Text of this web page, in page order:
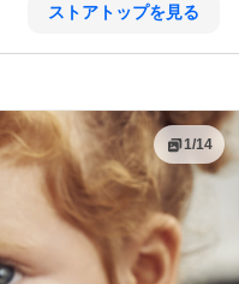
ストアトップを見る
1/14